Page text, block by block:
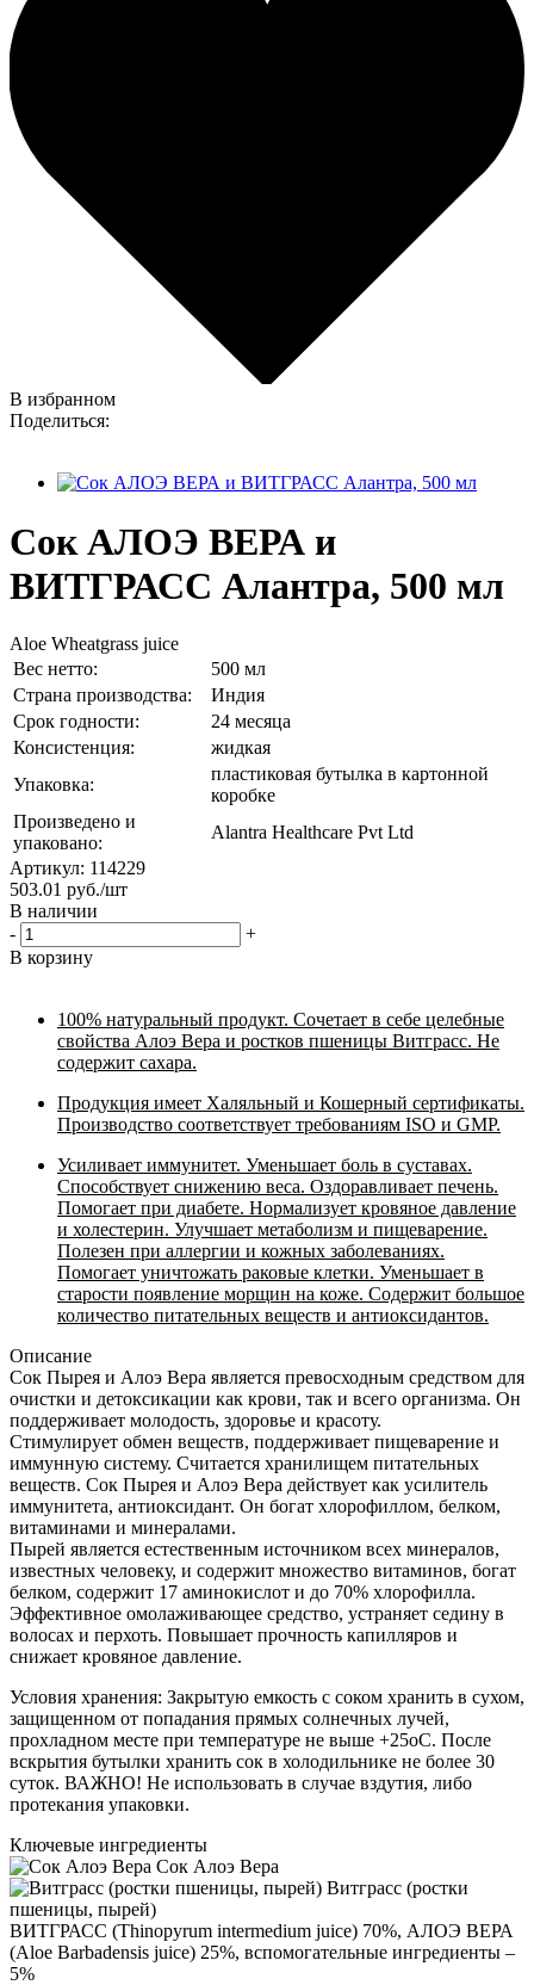
В избранном
Поделиться:
Сок АЛОЭ ВЕРА и
ВИТГРАСС Алантра, 500 мл
Aloe Wheatgrass juice
Вес нетто:
500 мл
Страна производства:
Индия
Срок годности:
24 месяца
Консистенция:
жидкая
Упаковка:
пластиковая бутылка в картонной
коробке
Произведено и
упаковано:
Alantra Healthcare Pvt Ltd
Артикул: 114229
503.01 руб./шт
В наличии
-
+
В корзину
100% натуральный продукт. Сочетает в себе целебные
свойства Алоэ Вера и ростков пшеницы Витграсс. Не
содержит сахара.
Продукция имеет Халяльный и Кошерный сертификаты.
Производство соответствует требованиям ISO и GMP.
Усиливает иммунитет. Уменьшает боль в суставах.
Способствует снижению веса. Оздоравливает печень.
Помогает при диабете. Нормализует кровяное давление
и холестерин. Улучшает метаболизм и пищеварение.
Полезен при аллергии и кожных заболеваниях.
Помогает уничтожать раковые клетки. Уменьшает в
старости появление морщин на коже. Содержит большое
количество питательных веществ и антиоксидантов.
Описание
Сок Пырея и Алоэ Вера является превосходным средством для
очистки и детоксикации как крови, так и всего организма. Он
поддерживает молодость, здоровье и красоту.
Стимулирует обмен веществ, поддерживает пищеварение и
иммунную систему. Считается хранилищем питательных
веществ. Сок Пырея и Алоэ Вера действует как усилитель
иммунитета, антиоксидант. Он богат хлорофиллом, белком,
витаминами и минералами.
Пырей является естественным источником всех минералов,
известных человеку, и содержит множество витаминов, богат
белком, содержит 17 аминокислот и до 70% хлорофилла.
Эффективное омолаживающее средство, устраняет седину в
волосах и перхоть. Повышает прочность капилляров и
снижает кровяное давление.
Условия хранения: Закрытую емкость с соком хранить в сухом,
защищенном от попадания прямых солнечных лучей,
прохладном месте при температуре не выше +25оС. После
вскрытия бутылки хранить сок в холодильнике не более 30
суток. ВАЖНО! Не использовать в случае вздутия, либо
протекания упаковки.
Ключевые ингредиенты
Сок Алоэ Вера
Витграсс (ростки
пшеницы, пырей)
ВИТГРАСС (Thinopyrum intermedium juice) 70%, АЛОЭ ВЕРА
(Aloe Barbadensis juice) 25%, вспомогательные ингредиенты –
5%